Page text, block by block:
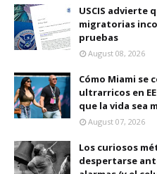
USCIS advierte
migratorias
pruebas
August 08, 2026
Cómo Miami se
ultrarricos en
que la vida sea
August 07, 2026
Los curiosos
despertarse